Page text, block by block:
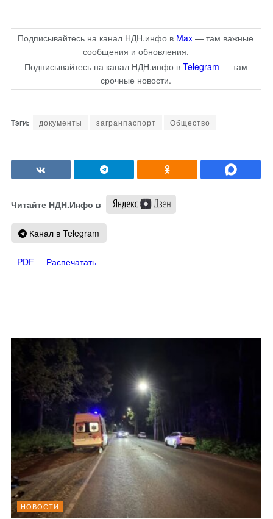
Подписывайтесь на канал НДН.инфо в Max — там важные
сообщения и обновления.
Подписывайтесь на канал НДН.инфо в Telegram — там
срочные новости.
документы загранпаспорт Общество
Читайте НДН.Инфо в
Канал в Telegram
PDF Распечатать
НОВОСТИ